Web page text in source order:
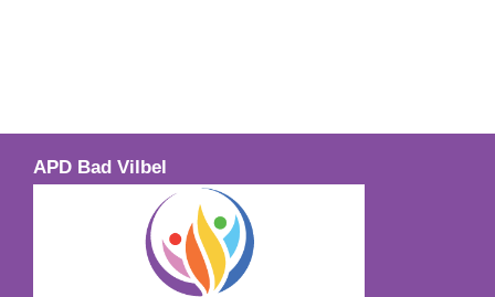
APD Bad Vilbel